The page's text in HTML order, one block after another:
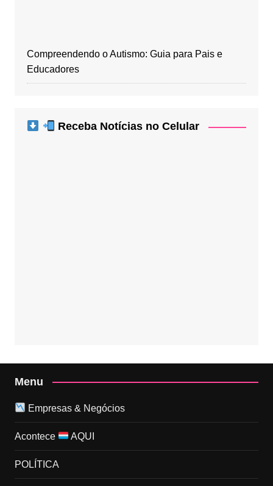
Compreendendo o Autismo: Guia para Pais e
Educadores
Receba Notícias no Celular
Menu
Empresas & Negócios
Acontece AQUI
POLÍTICA